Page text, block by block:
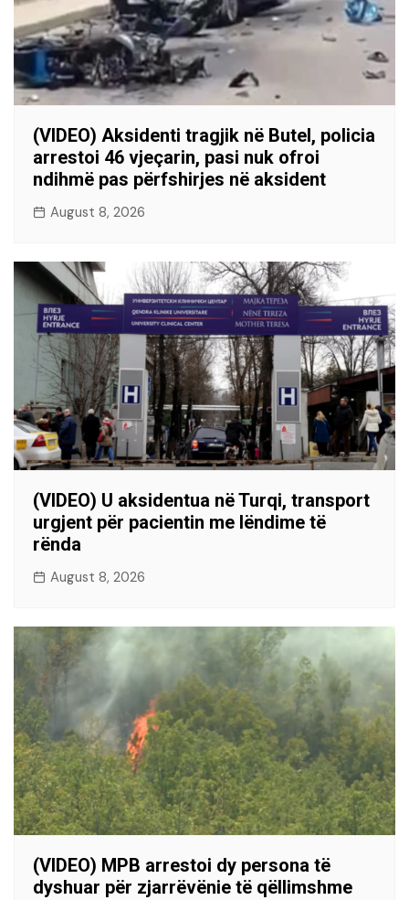
(VIDEO) Aksidenti tragjik në Butel, policia
arrestoi 46 vjeçarin, pasi nuk ofroi
ndihmë pas përfshirjes në aksident
August 8, 2026
(VIDEO) U aksidentua në Turqi, transport
urgjent për pacientin me lëndime të
rënda
August 8, 2026
(VIDEO) MPB arrestoi dy persona të
dyshuar për zjarrëvënie të qëllimshme